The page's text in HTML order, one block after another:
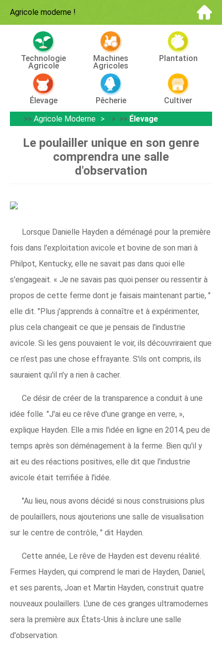
Agricole moderne !
Technologie
Agricole
Machines
Agricoles
Plantation
Élevage Pêcherie
Cultiver
>> Agricole Moderne > >> Élevage
Le poulailler unique en son genre
comprendra une salle
d'observation
Lorsque Danielle Hayden a déménagé pour la première
fois dans l'exploitation avicole et bovine de son mari à
Philpot, Kentucky, elle ne savait pas dans quoi elle
s'engageait. « Je ne savais pas quoi penser ou ressentir à
propos de cette ferme dont je faisais maintenant partie, "
elle dit. "Plus j'apprends à connaître et à expérimenter,
plus cela changeait ce que je pensais de l'industrie
avicole. Si les gens pouvaient le voir, ils découvriraient que
ce n'est pas une chose effrayante. S'ils ont compris, ils
sauraient qu'il n'y a rien à cacher.
Ce désir de créer de la transparence a conduit à une
idée folle. "J'ai eu ce rêve d'une grange en verre, »,
explique Hayden. Elle a mis l'idée en ligne en 2014, peu de
temps après son déménagement à la ferme. Bien qu'il y
ait eu des réactions positives, elle dit que l'industrie
avicole était terrifiée à l'idée.
"Au lieu, nous avons décidé si nous construisions plus
de poulaillers, nous ajouterions une salle de visualisation
sur le centre de contrôle, " dit Hayden.
Cette année, Le rêve de Hayden est devenu réalité.
Fermes Hayden, qui comprend le mari de Hayden, Daniel,
et ses parents, Joan et Martin Hayden, construit quatre
nouveaux poulaillers. L'une de ces granges ultramodernes
sera la première aux États-Unis à inclure une salle
d'observation.